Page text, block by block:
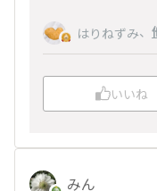
はりねずみ、
いいね
みん